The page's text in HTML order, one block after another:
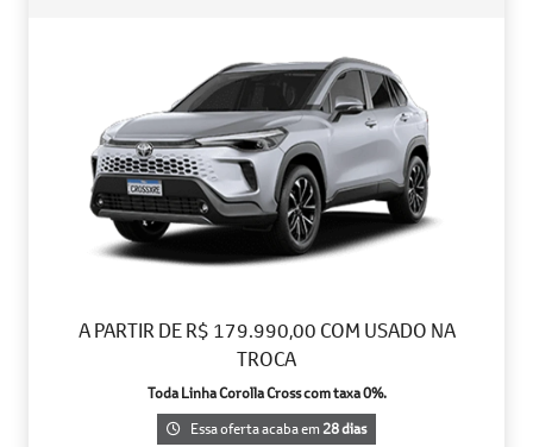
A PARTIR DE R$ 179.990,00 COM USADO NA
TROCA
Toda Linha Corolla Cross com taxa 0%.
Essa oferta acaba em28 dias